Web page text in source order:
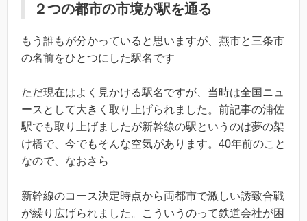
２つの都市の市境が駅を通る
もう誰もが分かっていると思いますが、燕市と三条市
の名前をひとつにした駅名です
ただ現在はよく見かける駅名ですが、当時は全国ニュ
ースとして大きく取り上げられました。前記事の浦佐
駅でも取り上げましたが新幹線の駅というのは夢の架
け橋で、今でもそんな空気があります。40年前のこと
なので、なおさら
新幹線のコース決定時点から両都市で激しい誘致合戦
が繰り広げられました。こういうのって鉄道会社が困